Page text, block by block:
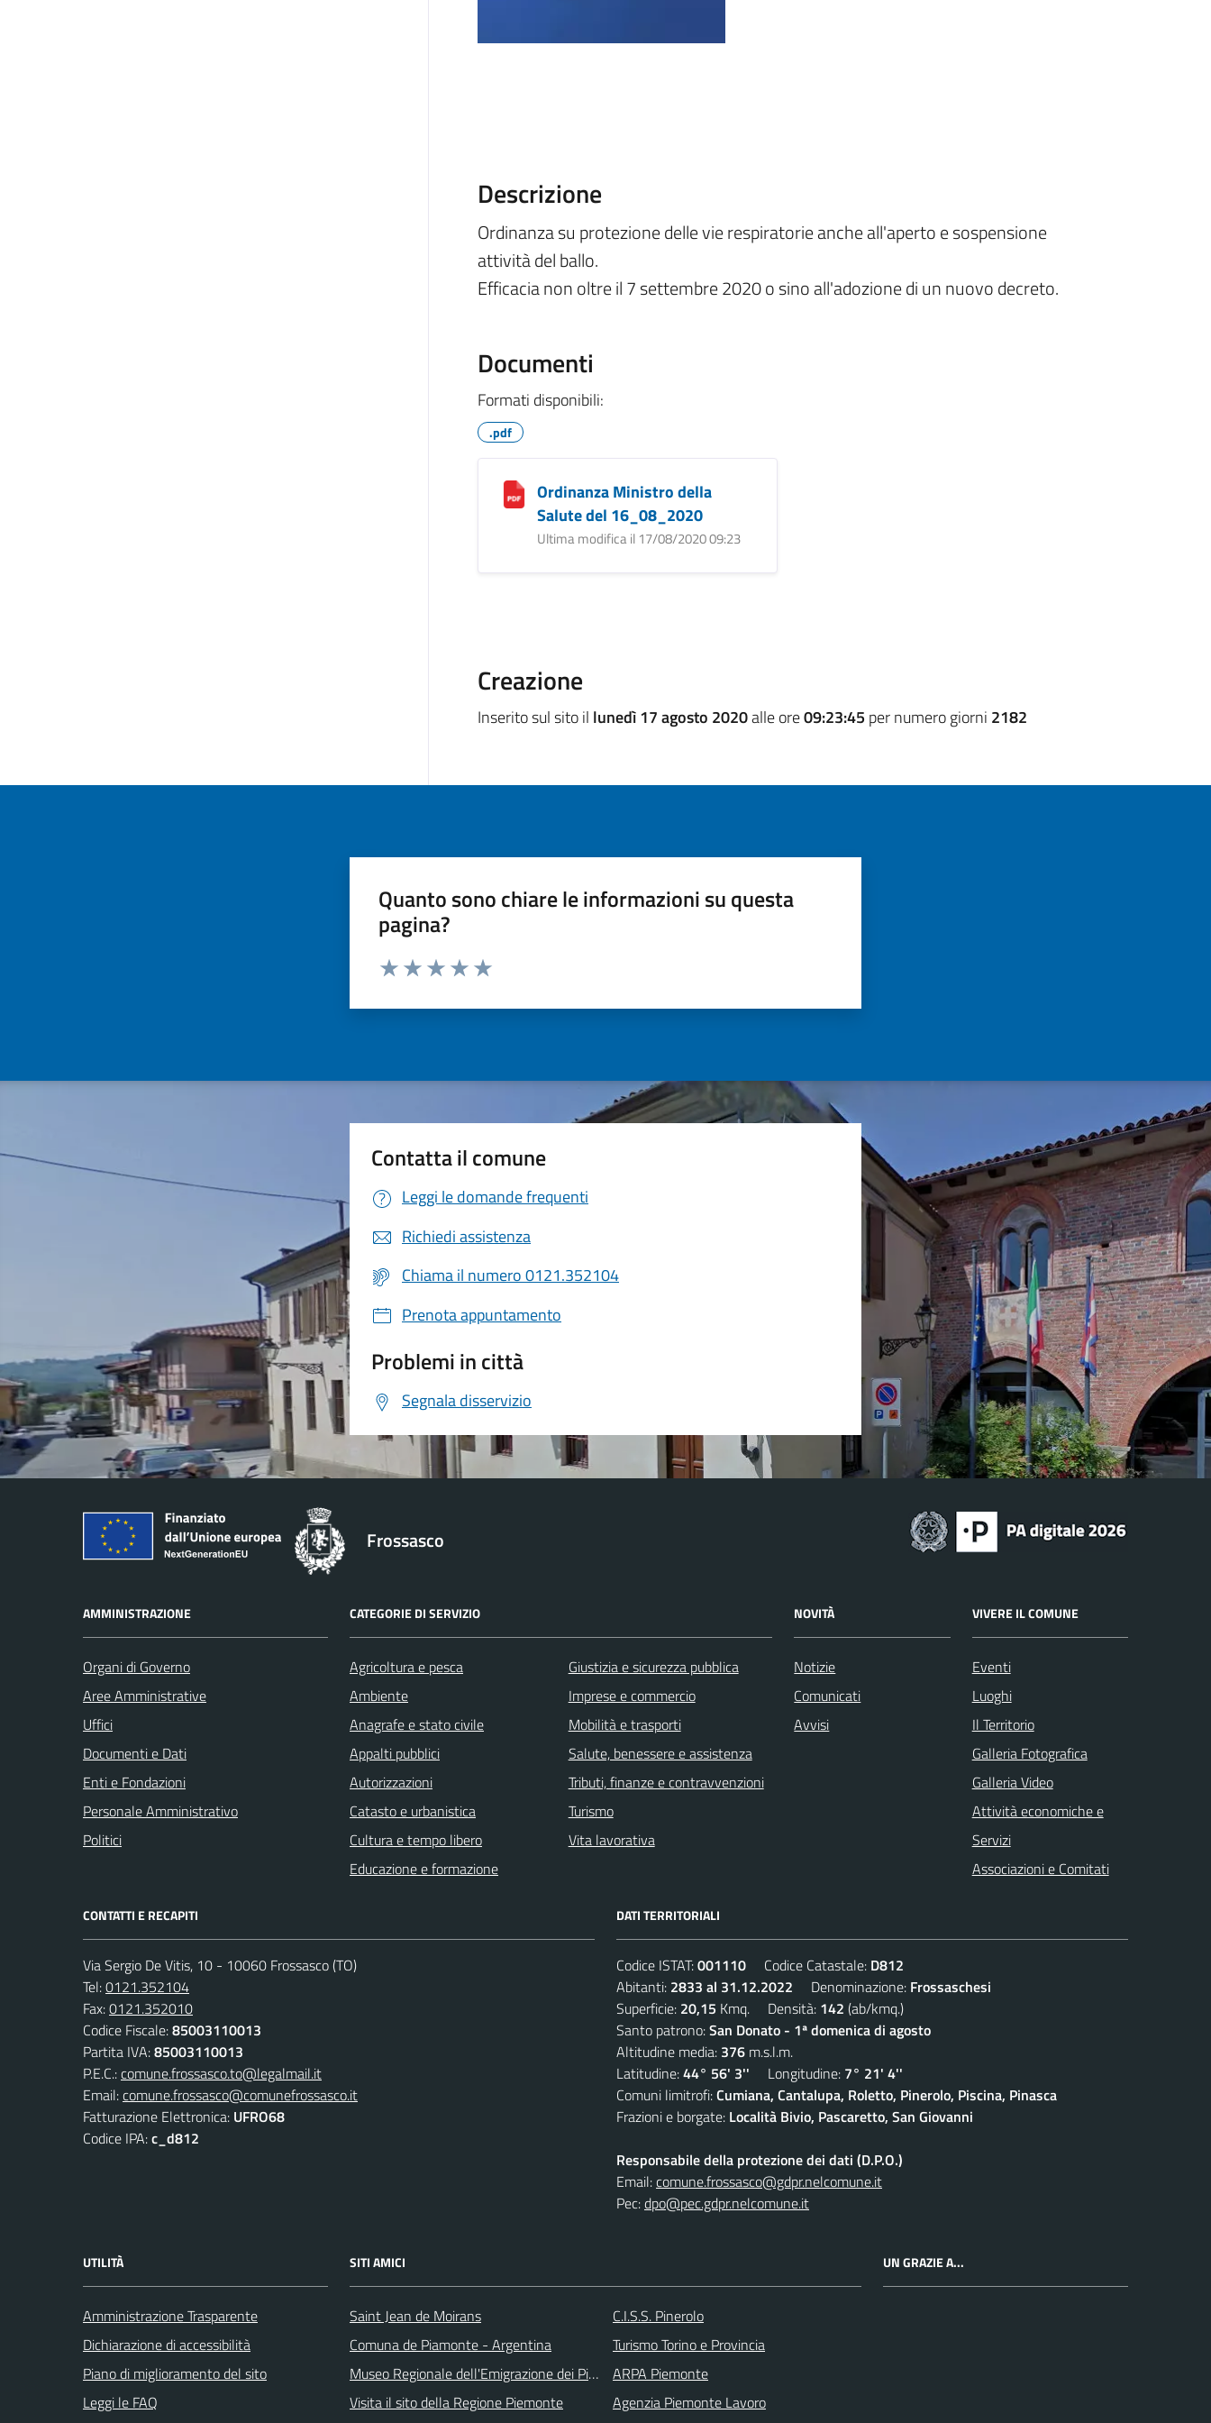
Descrizione
Ordinanza su protezione delle vie respiratorie anche all'aperto e sospensione
attività del ballo.
Efficacia non oltre il 7 settembre 2020 o sino all'adozione di un nuovo decreto.
Documenti
Formati disponibili:
.pdf
Ordinanza Ministro della
Salute del 16_08_2020
Ultima modifica il 17/08/2020 09:23
Creazione
Inserito sul sito il lunedì 17 agosto 2020alle ore09:23:45 per numero giorni 2182
Quanto sono chiare le informazioni su questa
pagina?
Valuta da 1 a 5 stelle la pagina
Contatta il comune
Leggi le domande frequenti
Richiedi assistenza
Chiama il numero 0121.352104
Prenota appuntamento
Problemi in città
Segnala disservizio
Frossasco
AMMINISTRAZIONE
Organi di Governo
Aree Amministrative
Uffici
Documenti e Dati
Enti e Fondazioni
Personale Amministrativo
Politici
CATEGORIE DI SERVIZIO
Agricoltura e pesca
Ambiente
Anagrafe e stato civile
Appalti pubblici
Autorizzazioni
Catasto e urbanistica
Cultura e tempo libero
Educazione e formazione
Giustizia e sicurezza pubblica
Imprese e commercio
Mobilità e trasporti
Salute, benessere e assistenza
Tributi, finanze e contravvenzioni
Turismo
Vita lavorativa
NOVITÀ
Notizie
Comunicati
Avvisi
VIVERE IL COMUNE
Eventi
Luoghi
Il Territorio
Galleria Fotografica
Galleria Video
Attività economiche e
Servizi
Associazioni e Comitati
CONTATTI E RECAPITI
Via Sergio De Vitis, 10 - 10060 Frossasco (TO)
Tel:0121.352104
Fax:0121.352010
Codice Fiscale:85003110013
Partita IVA:85003110013
P.E.C.:comune.frossasco.to@legalmail.it
Email:comune.frossasco@comunefrossasco.it
Fatturazione Elettronica: UFRO68
Codice IPA:c_d812
DATI TERRITORIALI
Codice ISTAT:001110 Codice Catastale: D812
Abitanti: 2833 al 31.12.2022 Denominazione: Frossaschesi
Superficie: 20,15 Kmq. Densità: 142 (ab/kmq.)
Santo patrono:San Donato - 1ª domenica di agosto
Altitudine media: 376 m.s.l.m.
Latitudine:44° 56' 3'' Longitudine: 7° 21' 4''
Comuni limitrofi:Cumiana, Cantalupa, Roletto, Pinerolo, Piscina, Pinasca
Frazioni e borgate: Località Bivio, Pascaretto, San Giovanni
Responsabile della protezione dei dati (D.P.O.)
Email:comune.frossasco@gdpr.nelcomune.it
Pec:dpo@pec.gdpr.nelcomune.it
UTILITÀ
Amministrazione Trasparente
Dichiarazione di accessibilità
Piano di miglioramento del sito
Leggi le FAQ
SITI AMICI
Saint Jean de Moirans
Comuna de Piamonte - Argentina
Museo Regionale dell'Emigrazione dei Piemontesi nel Mondo
Visita il sito della Regione Piemonte
C.I.S.S. Pinerolo
Turismo Torino e Provincia
ARPA Piemonte
Agenzia Piemonte Lavoro
UN GRAZIE A...